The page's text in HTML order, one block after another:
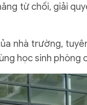
từ chối, giải
nhà trường,
học sinh phòng